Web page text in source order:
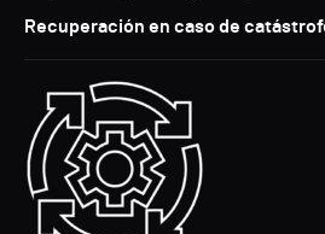
Recuperación en caso de